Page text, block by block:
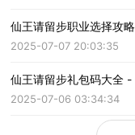
仙王请留步职业选择攻
2025-07-07 20:03:35
仙王请留步礼包码大全
2025-07-06 03:34:34